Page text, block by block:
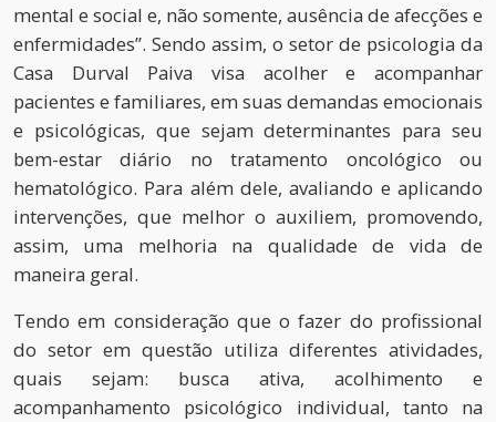
mental e social e, não somente, ausência de afecções e
enfermidades”. Sendo assim, o setor de psicologia da
Casa Durval Paiva visa acolher e acompanhar
pacientes e familiares, em suas demandas emocionais
e psicológicas, que sejam determinantes para seu
bem-estar diário no tratamento oncológico ou
hematológico. Para além dele, avaliando e aplicando
intervenções, que melhor o auxiliem, promovendo,
assim, uma melhoria na qualidade de vida de
maneira geral.
Tendo em consideração que o fazer do profissional
do setor em questão utiliza diferentes atividades,
quais sejam: busca ativa, acolhimento e
acompanhamento psicológico individual, tanto na